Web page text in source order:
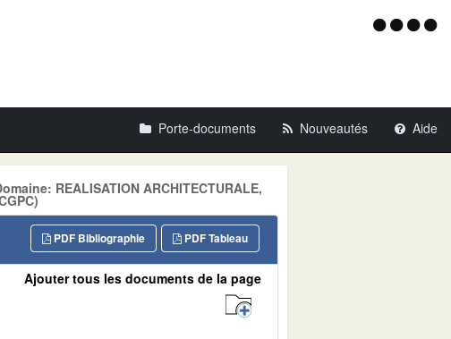
Menu
Porte-documents Nouveautés Aide
REALISATION ARCHITECTURALE,
PDF Tableau
PDF Bibliographie
Ajouter tous les documents de la page